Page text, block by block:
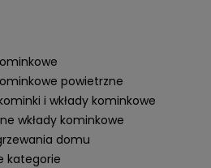
powietrzne
i wkłady kominkowe
wkłady kominkowe
domu
kategorie